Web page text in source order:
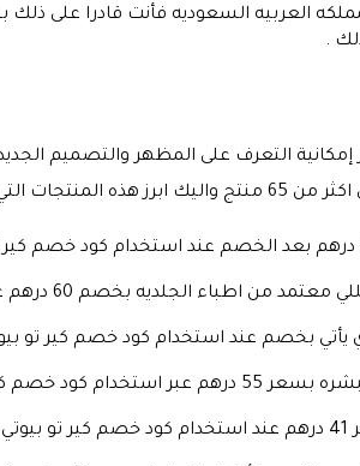
العربيه السعوديه فأنت قادرا على
إمكانية التعرف على المظهر والتصميم